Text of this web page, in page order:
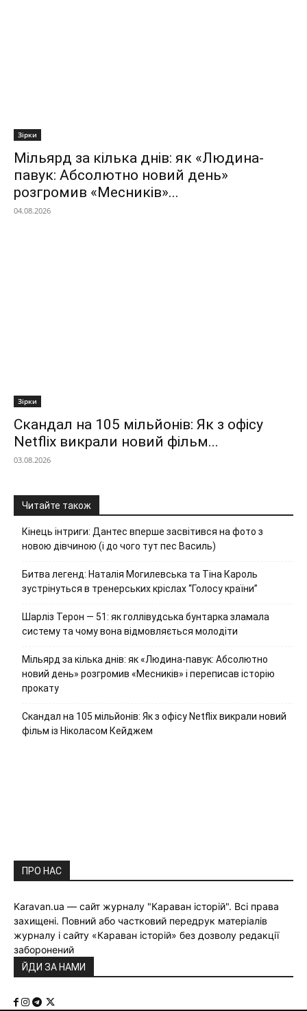
Зірки
Мільярд за кілька днів: як «Людина-
павук: Абсолютно новий день»
розгромив «Месників»...
04.08.2026
Зірки
Скандал на 105 мільйонів: Як з офісу
Netflix викрали новий фільм...
03.08.2026
Читайте також
Кінець інтриги: Дантес вперше засвітився на фото з
новою дівчиною (і до чого тут пес Василь)
Битва легенд: Наталія Могилевська та Тіна Кароль
зустрінуться в тренерських кріслах “Голосу країни”
Шарліз Терон — 51: як голлівудська бунтарка зламала
систему та чому вона відмовляється молодіти
Мільярд за кілька днів: як «Людина-павук: Абсолютно
новий день» розгромив «Месників» і переписав історію
прокату
Скандал на 105 мільйонів: Як з офісу Netflix викрали новий
фільм із Ніколасом Кейджем
ПРО НАС
Karavan.ua — сайт журналу "Караван історій". Всі права
захищені. Повний або частковий передрук матеріалів
журналу і сайту «Караван історій» без дозволу редакції
заборонений
ЙДИ ЗА НАМИ